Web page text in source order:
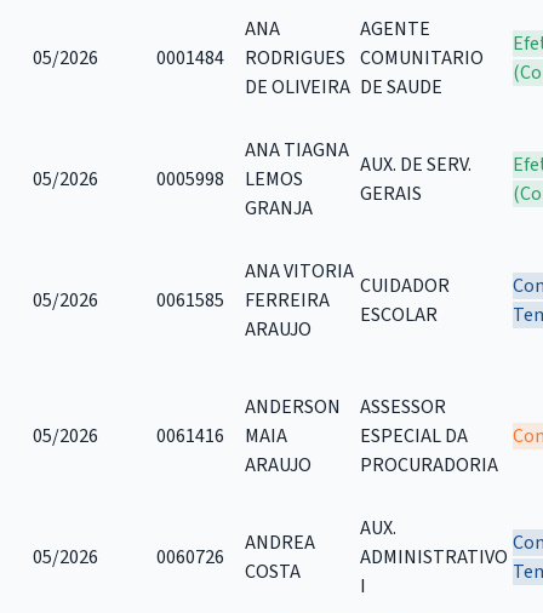
05/2026 0001484
ANA
RODRIGUES
DE OLIVEIRA
AGENTE
COMUNITARIO
DE SAUDE
05/2026 0005998
ANA TIAGNA
LEMOS
GRANJA
AUX. DE SERV.
GERAIS
05/2026 0061585
ANA VITORIA
FERREIRA
ARAUJO
CUIDADOR
ESCOLAR
05/2026 0061416
ANDERSON
MAIA
ARAUJO
ASSESSOR
ESPECIAL DA
PROCURADORIA
05/2026 0060726
ANDREA
COSTA
AUX.
ADMINISTRATIVO
I